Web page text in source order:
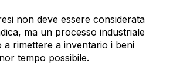
non deve essere considerata
ma un processo industriale
rimettere a inventario i beni
tempo possibile.